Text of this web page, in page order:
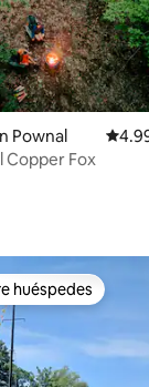
Pownal
Copper Fox
preferido
huéspedes